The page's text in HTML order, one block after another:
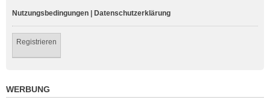
Nutzungsbedingungen Datenschutzerklärung
Registrieren
WERBUNG